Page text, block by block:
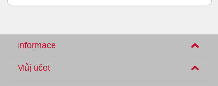
Informace
Můj účet